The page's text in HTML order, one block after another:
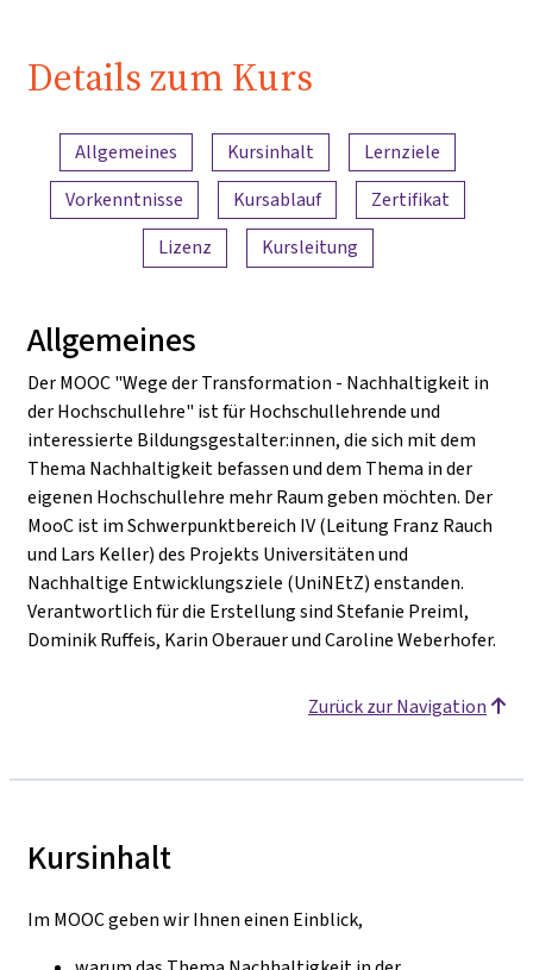
Details zum Kurs
Inhaltsübersicht
Allgemeines Kursinhalt
Lernziele
Vorkenntnisse
Kursablauf
Zertifikat
Lizenz
Kursleitung
Allgemeines
Der MOOC "Wege der Transformation - Nachhaltigkeit in
der Hochschullehre" ist für Hochschullehrende und
interessierte Bildungsgestalter:innen, die sich mit dem
Thema Nachhaltigkeit befassen und dem Thema in der
eigenen Hochschullehre mehr Raum geben möchten. Der
MooC ist im Schwerpunktbereich IV (Leitung Franz Rauch
und Lars Keller) des Projekts Universitäten und
Nachhaltige Entwicklungsziele (UniNEtZ) enstanden.
Verantwortlich für die Erstellung sind Stefanie Preiml,
Dominik Ruffeis, Karin Oberauer und Caroline Weberhofer.
Zurück zur Navigation
Kursinhalt
Im MOOC geben wir Ihnen einen Einblick,